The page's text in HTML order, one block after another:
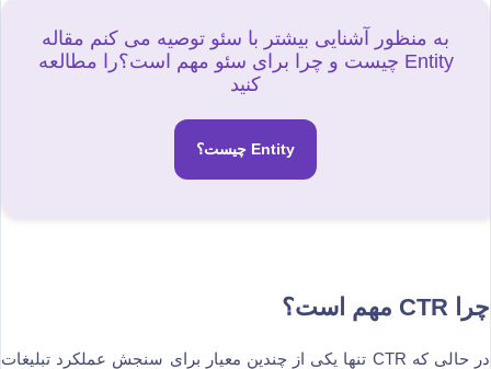
به منظور آشنایی بیشتر با سئو توصیه می کنم مقاله
Entity چیست و چرا برای سئو مهم است؟را مطالعه
کنید
Entity چیست؟
چرا CTR مهم است؟
در حالی که CTR تنها یکی از چندین معیار برای سنجش عملکرد تبلیغات